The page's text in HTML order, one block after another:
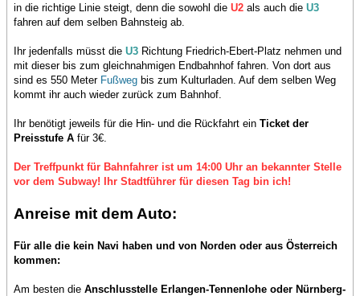
in die richtige Linie steigt, denn die sowohl die U2 als auch die U3
fahren auf dem selben Bahnsteig ab.
Ihr jedenfalls müsst die U3 Richtung Friedrich-Ebert-Platz nehmen und
mit dieser bis zum gleichnahmigen Endbahnhof fahren. Von dort aus
sind es 550 Meter Fußweg bis zum Kulturladen. Auf dem selben Weg
kommt ihr auch wieder zurück zum Bahnhof.
Ihr benötigt jeweils für die Hin- und die Rückfahrt ein Ticket der
Preisstufe A für 3€.
Der Treffpunkt für Bahnfahrer ist um 14:00 Uhr an bekannter Stelle
vor dem Subway! Ihr Stadtführer für diesen Tag bin ich!
Anreise mit dem Auto:
Für alle die kein Navi haben und von Norden oder aus Österreich
kommen:
Am besten die Anschlusstelle Erlangen-Tennenlohe oder Nürnberg-